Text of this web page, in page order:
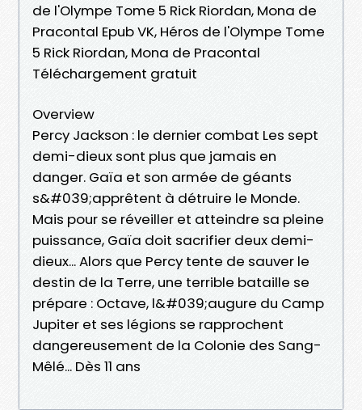
de l'Olympe Tome 5 Rick Riordan, Mona de
Pracontal Epub VK, Héros de l'Olympe Tome
5 Rick Riordan, Mona de Pracontal
Téléchargement gratuit
Overview
Percy Jackson : le dernier combat Les sept
demi-dieux sont plus que jamais en
danger. Gaïa et son armée de géants
s&#039;apprêtent à détruire le Monde.
Mais pour se réveiller et atteindre sa pleine
puissance, Gaïa doit sacrifier deux demi-
dieux... Alors que Percy tente de sauver le
destin de la Terre, une terrible bataille se
prépare : Octave, l&#039;augure du Camp
Jupiter et ses légions se rapprochent
dangereusement de la Colonie des Sang-
Mêlé... Dès 11 ans